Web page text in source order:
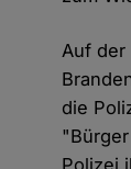
Auf der
die